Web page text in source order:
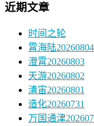
近期文章
时间之轮
霄海陆20260804
澄霄20260803
天游20260802
清宙20260801
造化20260731
万国通津